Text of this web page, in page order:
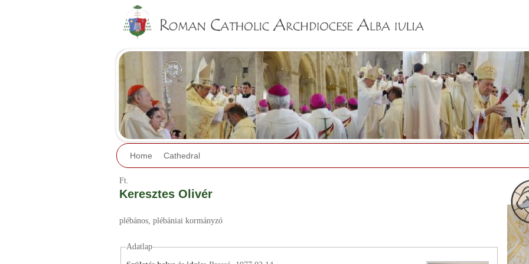
Home Cathedral
Ft.
Keresztes Olivér
plébános, plébániai kormányzó
Adatlap